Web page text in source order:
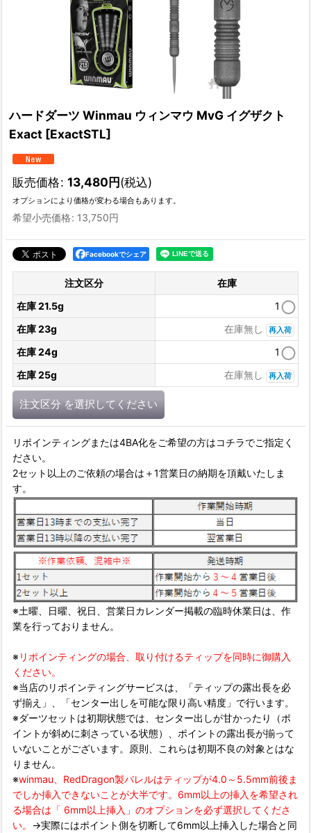
ハードダーツ Winmau ウィンマウ MvG イグザクト
Exact [ExactSTL]
販売価格: 13,480円(税込)
オプションにより価格が変わる場合もあります。
希望小売価格: 13,750円
Facebookでシェア
注文区分
在庫
在庫 21.5g
1
在庫 23g
在庫無し 再入荷
在庫 24g
1
在庫 25g
在庫無し 再入荷
注文区分 を選択してください
リポインティングまたは4BA化をご希望の方はコチラでご指定く
ださい。
2セット以上のご依頼の場合は＋1営業日の納期を頂戴いたしま
す。
※土曜、日曜、祝日、営業日カレンダー掲載の臨時休業日は、作
業を行っておりません。
※ リポインティングの場合、取り付けるティップを同時に御購入
ください。
※当店のリポインティングサービスは、「ティップの露出長を必
ず揃え」、「センター出しを可能な限り高い精度」で行います。
※ダーツセットは初期状態では、センター出しが甘かったり（ポ
イントが斜めに刺さっている状態）、ポイントの露出長が揃って
いないことがございます。原則、これらは初期不良の対象とはな
りません。
※winmau、RedDragon製バレルはティップが4.0～5.5mm前後ま
でしか挿入できないことが大半です。6mm以上の挿入を希望され
る場合は「 6mm以上挿入」のオプションを必ず選択してくださ
い。 →実際にはポイント側を切断して6mm以上挿入した場合と同